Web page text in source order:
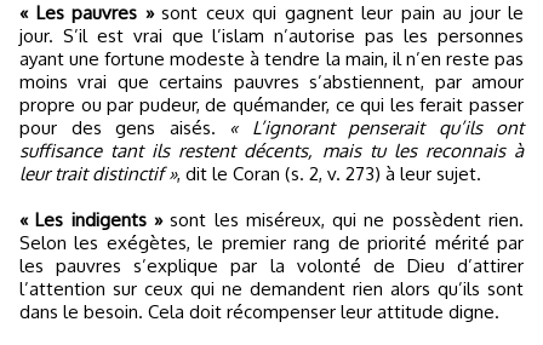
« Les pauvres »sont ceux qui gagnent leur pain au jour le
jour. S’il est vrai que l’islam n’autorise pas les personnes
ayant une fortune modeste à tendre la main, il n’en reste pas
moins vrai que certains pauvres s’abstiennent, par amour
propre ou par pudeur, de quémander, ce qui les ferait passer
pour des gens aisés.
« L’ignorant penserait qu’ils ont
suffisance tant ils restent décents, mais tu les reconnais à
leur trait distinctif », dit le Coran (s. 2, v. 273) à leur sujet.
« Les indigents »sont les miséreux, qui ne possèdent rien.
Selon les exégètes, le premier rang de priorité mérité par
les pauvres s’explique par la volonté de Dieu d’attirer
l’attention sur ceux qui ne demandent rien alors qu’ils sont
dans le besoin. Cela doit récompenser leur attitude digne.